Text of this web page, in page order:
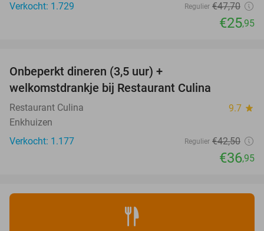
Verkocht: 1.729 Regulier €47,70
€25,95
Onbeperkt dineren (3,5 uur) +
welkomstdrankje bij Restaurant Culina
Restaurant Culina 9.7 star
Enkhuizen
Verkocht: 1.177
Regulier €42,50
€36,95